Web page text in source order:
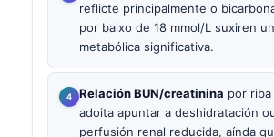
reflicte principalmente o
por baixo de 18 mmol/L suxiren
metabólica significativa.
Relación BUN/creatinina por riba
adoita apuntar a deshidratación
perfusión renal reducida, aínda